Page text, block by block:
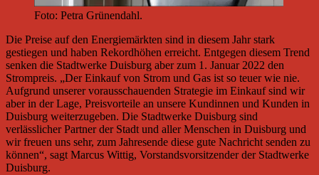
Foto: Petra Grünendahl.
Die Preise auf den Energiemärkten sind in diesem Jahr stark
gestiegen und haben Rekordhöhen erreicht. Entgegen diesem Trend
senken die Stadtwerke Duisburg aber zum 1. Januar 2022 den
Strompreis. „Der Einkauf von Strom und Gas ist so teuer wie nie.
Aufgrund unserer vorausschauenden Strategie im Einkauf sind wir
aber in der Lage, Preisvorteile an unsere Kundinnen und Kunden in
Duisburg weiterzugeben. Die Stadtwerke Duisburg sind
verlässlicher Partner der Stadt und aller Menschen in Duisburg und
wir freuen uns sehr, zum Jahresende diese gute Nachricht senden zu
können“, sagt Marcus Wittig, Vorstandsvorsitzender der Stadtwerke
Duisburg.